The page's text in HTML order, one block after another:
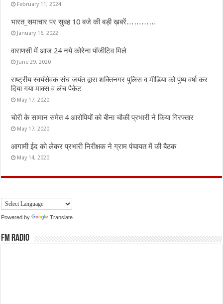
February 11, 2024
भारत_समाचार पर सुबह 10 बजे की बड़ी ख़बरें…………
January 16, 2022
वाराणसी में आज 24 नये कोरेना पॉजीटिव मिले
June 29, 2020
राष्ट्रीय स्वयंसेवक संघ जयंत द्वारा शक्तिनगर पुलिस व मीडिया को पुष्प वर्षा कर
दिया गया माक्स व लंच पैकेट
May 17, 2020
चोरी के सामान समेत 4 आरोपियों को बीना चौकी प्रभारी ने किया गिरफ्तार
May 17, 2020
आगामी ईद को लेकर प्रभारी निरीक्षक ने ग्राम पंचायत में की बैठक
May 14, 2020
Powered by Translate
FM Radio